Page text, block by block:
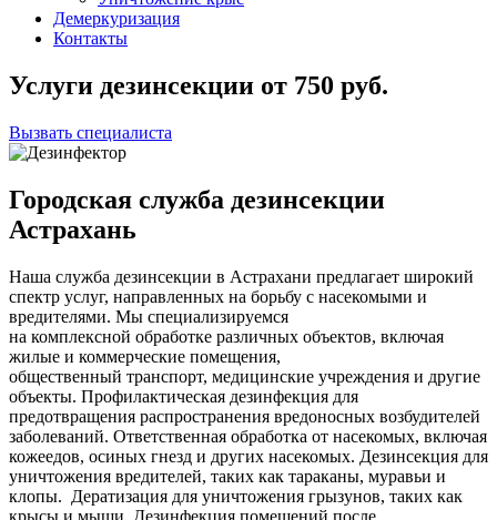
Демеркуризация
Контакты
Услуги дезинсекции от 750 руб.
Вызвать специалиста
Городская служба дезинсекции
Астрахань
Наша служба дезинсекции в Астрахани предлагает широкий
спектр услуг, направленных на борьбу с насекомыми и
вредителями. Мы специализируемся
на комплексной обработке различных объектов, включая
жилые и коммерческие помещения,
общественный транспорт, медицинские учреждения и другие
объекты. Профилактическая дезинфекция для
предотвращения распространения вредоносных возбудителей
заболеваний. Ответственная обработка от насекомых, включая
кожеедов, осиных гнезд и других насекомых. Дезинсекция для
уничтожения вредителей, таких как тараканы, муравьи и
клопы. Дератизация для уничтожения грызунов, таких как
крысы и мыши. Дезинфекция помещений после